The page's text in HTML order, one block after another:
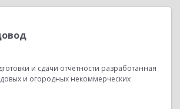
и сдачи отчетности разработанная
и огородных некоммерческих